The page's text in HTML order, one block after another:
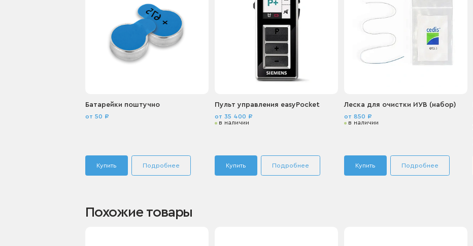
Батарейки поштучно
от 50 ₽
Купить Подробнее
Пульт управления easyPocket
от 35 400 ₽
в наличии
Купить Подробнее
Леска для очистки ИУВ (набор)
от 850 ₽
в наличии
Купить Подробнее
Похожие товары